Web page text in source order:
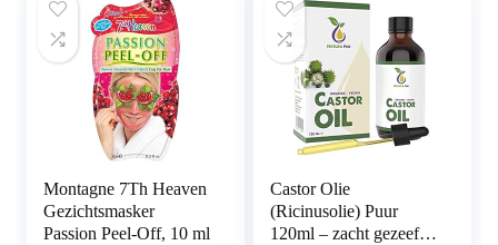
Montagne 7Th Heaven
Gezichtsmasker
Passion Peel-Off, 10 ml
Castor Olie
(Ricinusolie) Puur
120ml – zacht gezeefd